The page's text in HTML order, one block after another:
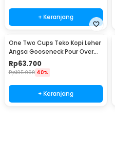
+ Keranjang
One Two Cups Teko Kopi Leher
Angsa Gooseneck Pour Over
Drip Kettle 350ml - AA049
Rp63.700
Rp105.000 40%
+ Keranjang